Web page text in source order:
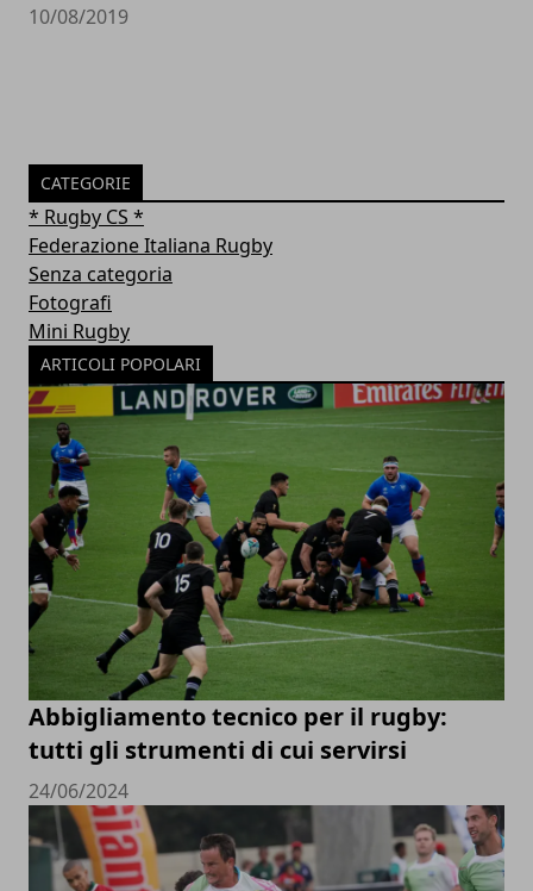
10/08/2019
CATEGORIE
* Rugby CS *
Federazione Italiana Rugby
Senza categoria
Fotografi
Mini Rugby
ARTICOLI POPOLARI
Abbigliamento tecnico per il rugby:
tutti gli strumenti di cui servirsi
24/06/2024